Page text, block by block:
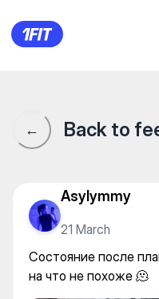
iSwim
← Back to
Asylymmy
21 March
Состояние после
на что не похоже 🫠